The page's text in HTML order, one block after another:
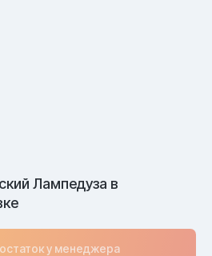
Лампедуза в
у менеджера